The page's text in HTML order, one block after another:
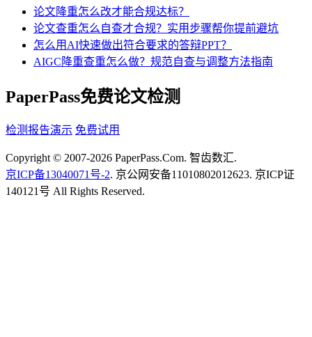
论文降重怎么改才能合规达标？
论文查重怎么自查才合规？实用步骤帮你提前避坑
怎么用AI快速做出符合要求的答辩PPT？
AIGC降重查重怎么做？规范自查与调整方法指南
PaperPass免费论文检测
检测报告演示 免费试用
Copyright © 2007-2026 PaperPass.Com. 智齿数汇.
京ICP备13040071号-2. 京公网安备11010802012623. 京ICP证
140121号 All Rights Reserved.